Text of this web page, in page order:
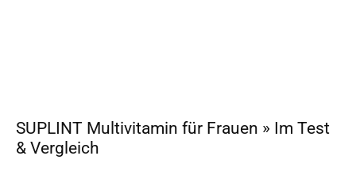
SUPLINT Multivitamin für Frauen » Im Test
& Vergleich